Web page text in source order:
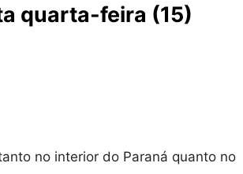
quarta-feira (15)
no interior do Paraná quanto no